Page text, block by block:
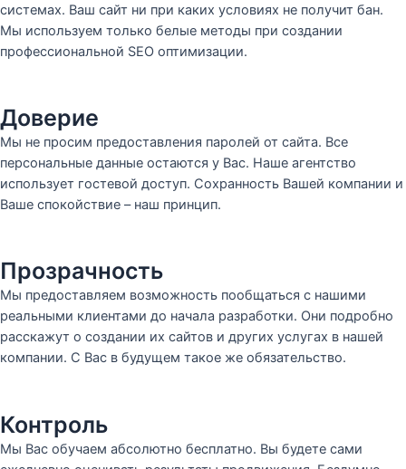
системах. Ваш сайт ни при каких условиях не получит бан.
Мы используем только белые методы при создании
профессиональной SEO оптимизации.
Доверие
Мы не просим предоставления паролей от сайта. Все
персональные данные остаются у Вас. Наше агентство
использует гостевой доступ. Сохранность Вашей компании и
Ваше спокойствие – наш принцип.
Прозрачность
Мы предоставляем возможность пообщаться с нашими
реальными клиентами до начала разработки. Они подробно
расскажут о создании их сайтов и других услугах в нашей
компании. С Вас в будущем такое же обязательство.
Контроль
Мы Вас обучаем абсолютно бесплатно. Вы будете сами